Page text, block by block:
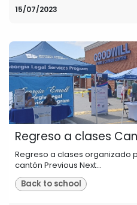
15/07/2023
Regreso a clases
Regreso a clases organizado
cantón Previous Next...
Back to school